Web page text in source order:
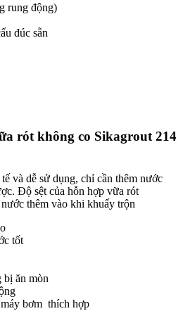
rung động)
đúc sẵn
rót không co Sikagrout 214
và dễ sử dụng, chỉ cần thêm nước
Độ sệt của hỗn hợp vữa rót
thêm vào khi khuấy trộn
tốt
bị ăn mòn
bơm thích hợp